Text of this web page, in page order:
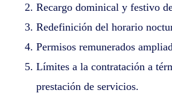
Recargo dominical y festivo
Redefinición del horario
Permisos remunerados
Límites a la contratación a
prestación de servicios.